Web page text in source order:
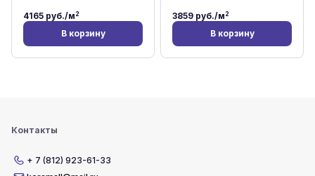
4165 руб./м2
В корзину
3859 руб./м2
В корзину
Контакты
+ 7 (812) 923-61-33